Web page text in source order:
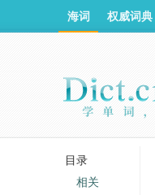
海词 权威词典
目录
相关